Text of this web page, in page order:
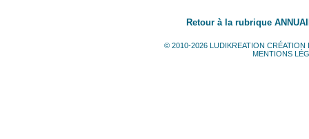
Retour à la rubrique
© 2010-2026 LUDIKREATION CRÉATION
MENTIONS